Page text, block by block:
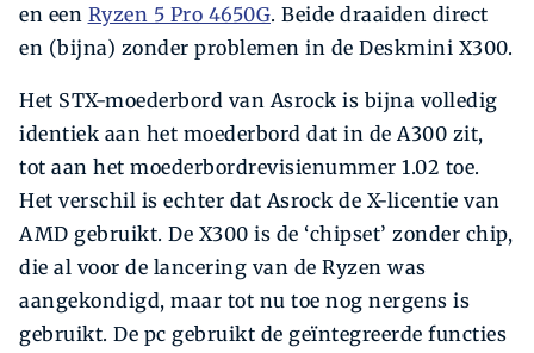
en een Ryzen 5 Pro 4650G. Beide draaiden direct
en (bijna) zonder problemen in de Deskmini X300.
Het STX-moederbord van Asrock is bijna volledig
identiek aan het moederbord dat in de A300 zit,
tot aan het moederbordrevisienummer 1.02 toe.
Het verschil is echter dat Asrock de X-licentie van
AMD gebruikt. De X300 is de ‘chipset’ zonder chip,
die al voor de lancering van de Ryzen was
aangekondigd, maar tot nu toe nog nergens is
gebruikt. De pc gebruikt de geïntegreerde functies